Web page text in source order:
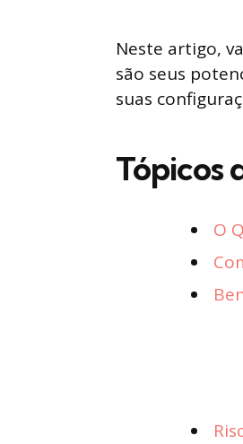
Neste artigo,
são seus
suas
Tópicos
O